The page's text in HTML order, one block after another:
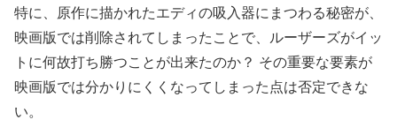
特に、原作に描かれたエディの吸入器にまつわる秘密が、
映画版では削除されてしまったことで、ルーザーズがイッ
トに何故打ち勝つことが出来たのか？ その重要な要素が
映画版では分かりにくくなってしまった点は否定できな
い。